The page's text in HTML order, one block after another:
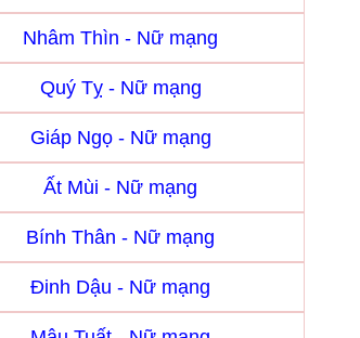
Nhâm Thìn - Nữ mạng
Quý Tỵ - Nữ mạng
Giáp Ngọ - Nữ mạng
Ất Mùi - Nữ mạng
Bính Thân - Nữ mạng
Đinh Dậu - Nữ mạng